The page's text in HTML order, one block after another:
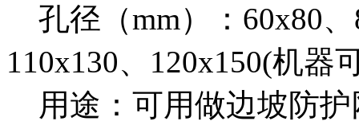
孔径（mm）：60x80、
110x130、120x150(机器
用途：可用做边坡防护